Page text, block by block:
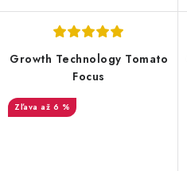
Growth Technology Tomato
Focus
až 6 %